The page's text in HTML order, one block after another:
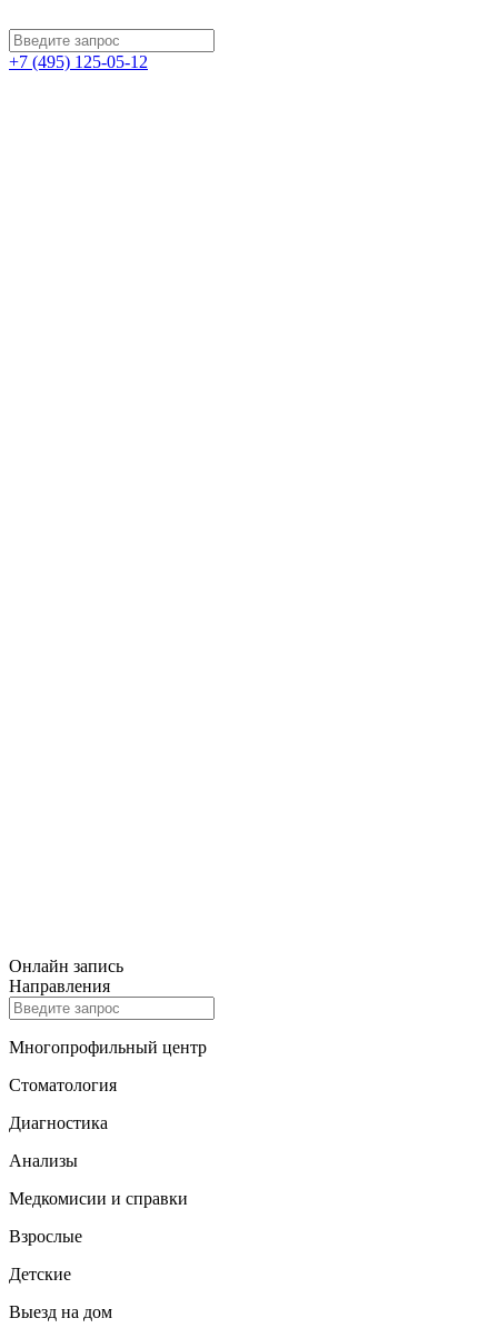
+7 (495) 125-05-12
Онлайн запись
Направления
Многопрофильный центр
Стоматология
Диагностика
Анализы
Медкомисии и справки
Взрослые
Детские
Выезд на дом